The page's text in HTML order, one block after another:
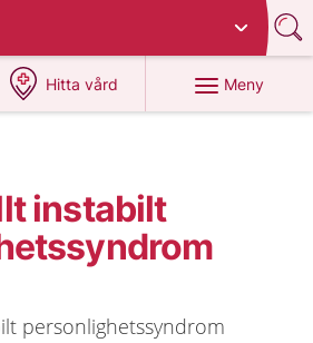
Hitta vård
på 1177.se
Meny
instabilt
personlighetssyndrom